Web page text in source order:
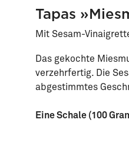
Tapas
Mit Sesam-
Das gekochte
verzehrfertig. Die
abgestimmtes
Eine Schale (100